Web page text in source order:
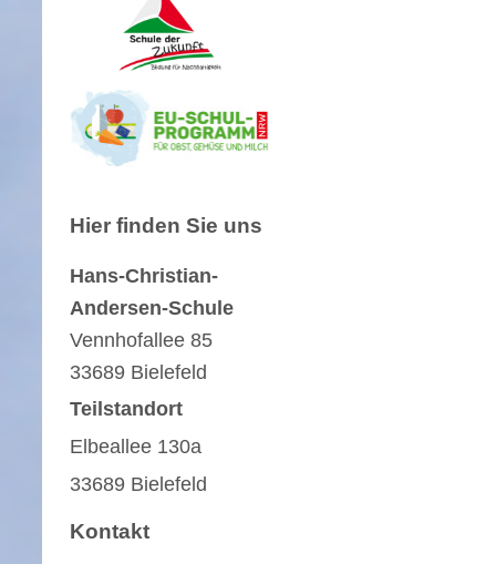
Hier finden Sie uns
Hans-Christian-
Andersen-Schule
Vennhofallee 85
33689 Bielefeld
Teilstandort
Elbeallee 130a
33689 Bielefeld
Kontakt